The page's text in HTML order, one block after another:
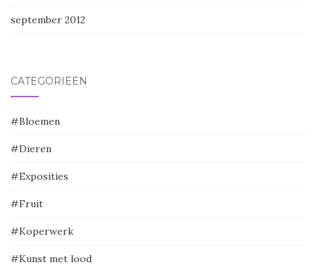
september 2012
CATEGORIEËN
#Bloemen
#Dieren
#Exposities
#Fruit
#Koperwerk
#Kunst met lood